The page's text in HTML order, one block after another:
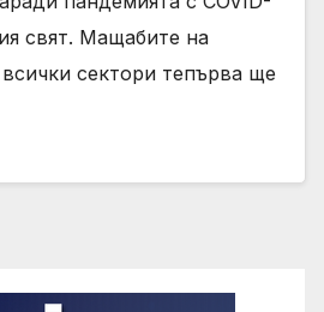
свят. Мащабите на
сектори тепърва ще